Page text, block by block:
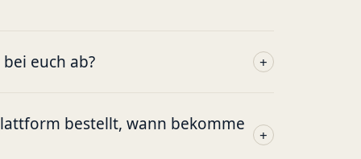
euch ab? +
bestellt, wann bekomme
+